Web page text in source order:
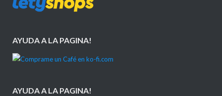
AYUDA A LA PAGINA!
AYUDA A LA PAGINA!